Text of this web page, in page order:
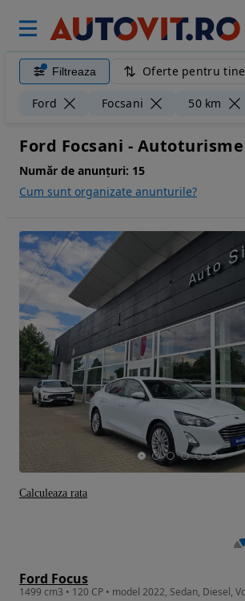
Filtreaza Oferte pentru tine
Ford Focsani 50 km
Ford Focsani - Autoturisme
Număr de anunțuri: 15
Cum sunt organizate anunturile?
Ford Focus
Calculeaza rata